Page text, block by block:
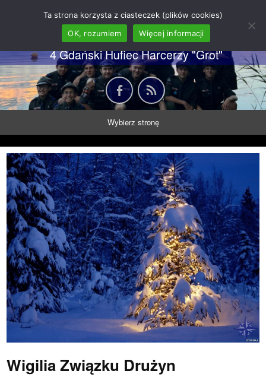
62 GDH "Orkan" im. gen.
Stanisława Sosabowskiego
4 Gdański Hufiec Harcerzy "Grot"
Wybierz stronę
Wigilia Związku Drużyn
Ta strona korzysta z ciasteczek (plików cookies)
OK, rozumiem
Więcej informacji